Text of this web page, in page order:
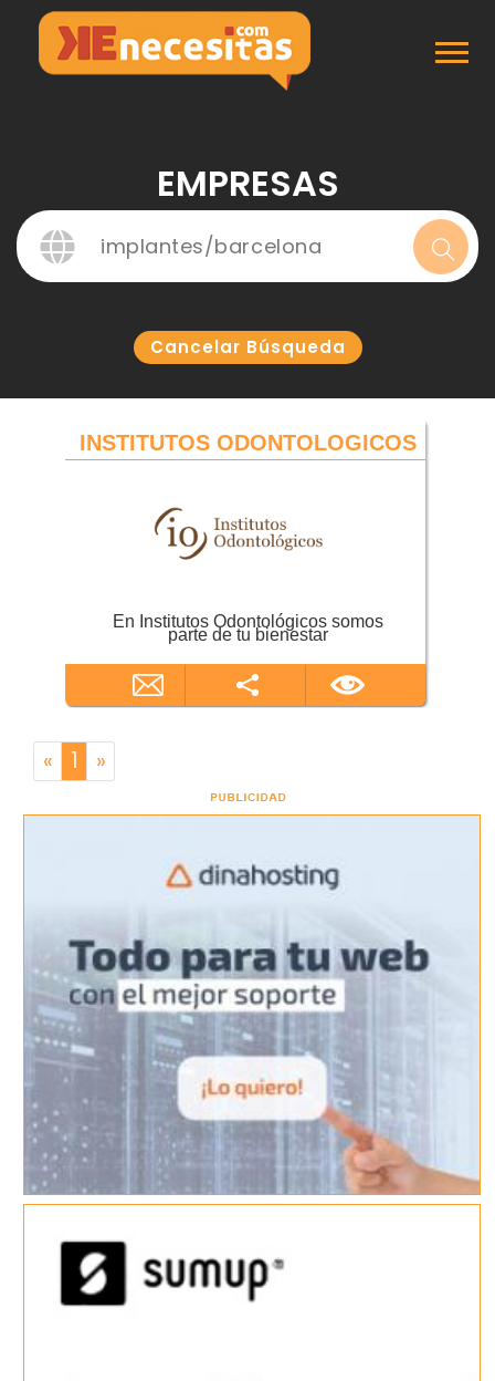
EMPRESAS
Cancelar Búsqueda
INSTITUTOS ODONTOLOGICOS
En Institutos Odontológicos somos
parte de tu bienestar
« 1 »